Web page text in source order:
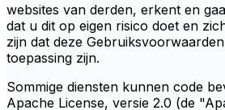
websites van derden, erkent en
dat u dit op eigen risico doet en
zijn dat deze
toepassing zijn.
Sommige diensten kunnen code
Apache License, versie 2.0 (de